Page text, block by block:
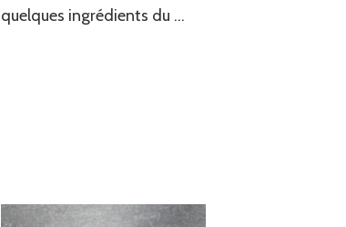
quelques ingrédients du …